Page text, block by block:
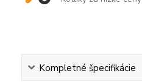
Kompletné špecifikácie